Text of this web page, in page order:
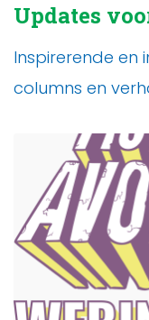
Updates
Inspirerende en
columns en